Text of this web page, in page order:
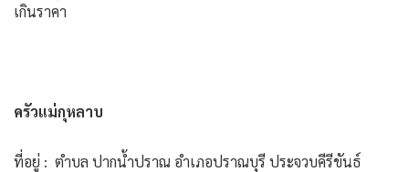
เกินราคา
ครัวแม่กุหลาบ
ที่อยู่ : ตำบล ปากน้ำปราณ อำเภอปราณบุรี ประจวบคีรีขันธ์